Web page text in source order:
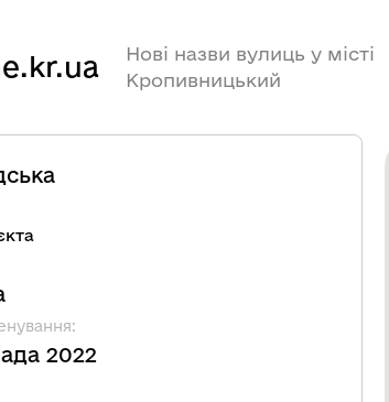
Нові назви вулиць у місті
Кропивницький
:
2022